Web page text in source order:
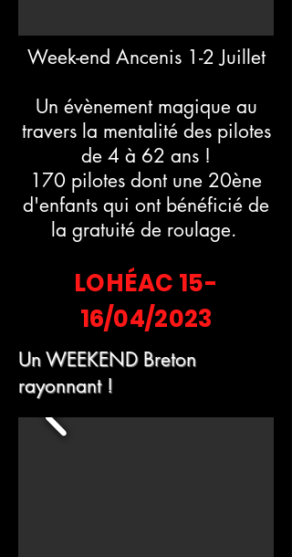
Week-end Ancenis 1-2 Juillet
Un évènement magique au
travers la mentalité des pilotes
de 4 à 62 ans !
170 pilotes dont une 20ène
d'enfants qui ont bénéficié de
la gratuité de roulage.
LOHÉAC 15-
16/04/2023
Un WEEKEND Breton
rayonnant !